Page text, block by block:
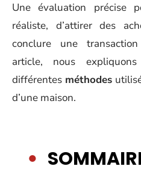
Une évaluation précise
réaliste, d’attirer des
conclure une
article, nous expliquons
différentes méthodes
d’une maison.